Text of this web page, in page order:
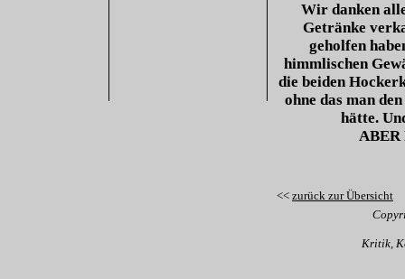
Wir danken
Getränke
geholfen
himmlischen
die beiden
ohne das man
hätte.
ABER
<< zurück zur Übersicht
Kritik,